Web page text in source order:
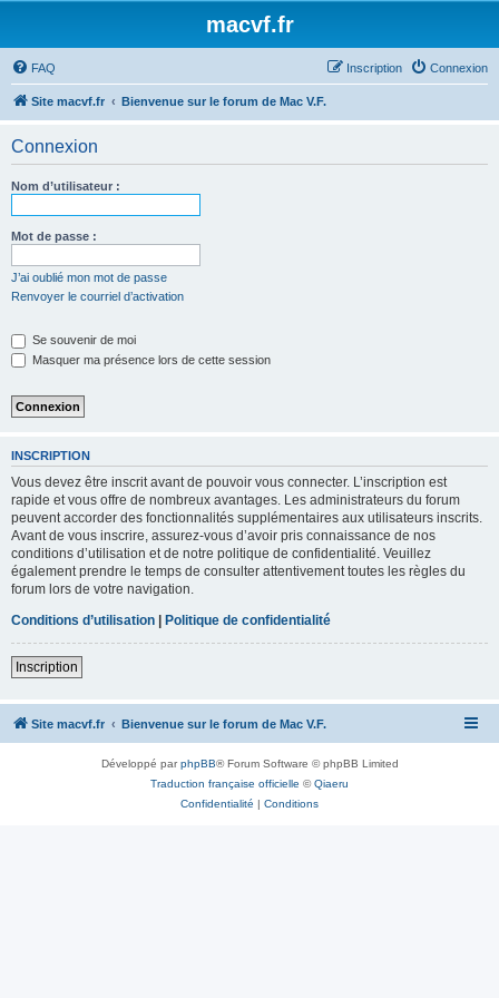
macvf.fr
FAQ Connexion
Inscription
Site macvf.fr Bienvenue sur le forum de Mac V.F.
Connexion
Nom d’utilisateur :
Mot de passe :
J’ai oublié mon mot de passe
Renvoyer le courriel d’activation
Se souvenir de moi
Masquer ma présence lors de cette session
INSCRIPTION
Vous devez être inscrit avant de pouvoir vous connecter. L’inscription est
rapide et vous offre de nombreux avantages. Les administrateurs du forum
peuvent accorder des fonctionnalités supplémentaires aux utilisateurs inscrits.
Avant de vous inscrire, assurez-vous d’avoir pris connaissance de nos
conditions d’utilisation et de notre politique de confidentialité. Veuillez
également prendre le temps de consulter attentivement toutes les règles du
forum lors de votre navigation.
Conditions d’utilisation | Politique de confidentialité
Inscription
Site macvf.fr Bienvenue sur le forum de Mac V.F.
Développé parphpBB® Forum Software © phpBB Limited
Traduction française officielle ©Qiaeru
Confidentialité | Conditions